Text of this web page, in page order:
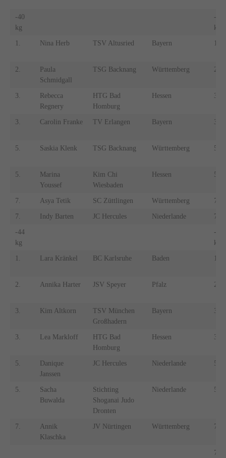
-40
kg
-40
kg
1. Nina Herb TSV Altusried Bayern 1.
2.
Paula
Schmidgall
TSG Backnang Württemberg 2.
3.
Rebecca
Regnery
HTG Bad
Homburg
Hessen 3.
3. Carolin Franke TV Erlangen Bayern 3.
5. Saskia Klenk TSG Backnang Württemberg 5.
5.
Marina
Youssef
Kim Chi
Wiesbaden
Hessen 5.
7. Asya Tetik SC Züttlingen Württemberg 7.
7. Indy Barten JC Hercules Niederlande 7.
-44
kg
-43
kg
1. Lara Kränkel BC Karlsruhe Baden 1.
2. Annika Harter JSV Speyer Pfalz 2.
3. Kim Altkorn
TSV München
Großhadern
Bayern 3.
3. Lea Markloff
HTG Bad
Homburg
Hessen 3.
5.
Danique
Janssen
JC Hercules Niederlande 5.
5.
Sacha
Buwalda
Stichting
Shoganai Judo
Dronten
Niederlande 5.
7.
Annik
Klaschka
JV Nürtingen Württemberg 7.
7.